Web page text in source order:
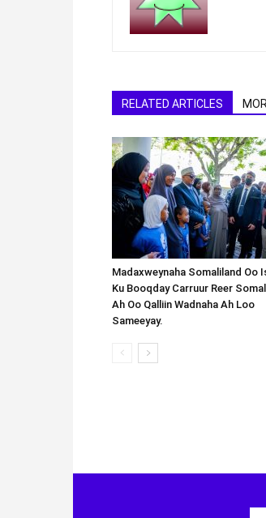
RELATED ARTICLES
Madaxweynaha Somaliland Oo
Ku Booqday Carruur Reer
Ah Oo Qalliin Wadnaha Ah Loo
Sameeyay.